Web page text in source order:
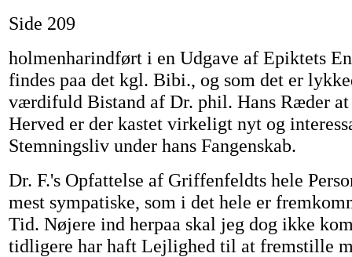
Side 209
holmenharindført i en Udgave af Epiktets
findes paa det kgl. Bibi., og som det er
værdifuld Bistand af Dr. phil. Hans Ræder at
Herved er der kastet virkeligt nyt og
Stemningsliv under hans Fangenskab.
Dr. F.'s Opfattelse af Griffenfeldts hele
mest sympatiske, som i det hele er
Tid. Nøjere ind herpaa skal jeg dog ikke
tidligere har haft Lejlighed til at fremstille